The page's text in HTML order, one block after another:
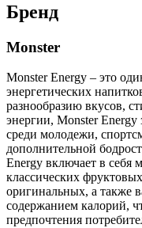
Бренд
Monster
Monster Energy – это
энергетических
разнообразию вкусов,
энергии, Monster Energy
среди молодежи,
дополнительной
Energy включает в себя
классических
оригинальных, а также
содержанием калорий,
предпочтения